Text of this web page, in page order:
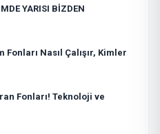
YARISI BİZDEN
Fonları Nasıl Çalışır, Kimler
Fonları! Teknoloji ve